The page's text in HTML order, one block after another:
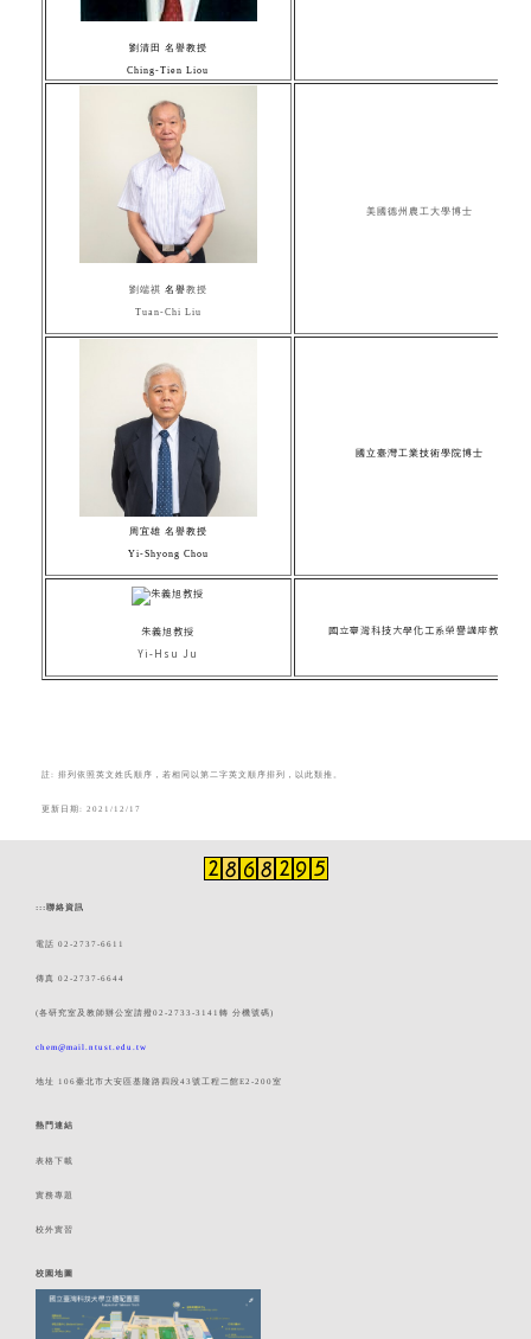
劉清田 名譽教授
Ching-Tien Liou
劉端祺 名譽教授
Tuan-Chi Liu
美國德州農工大學博士
周宜雄 名譽教授
Yi-Shyong Chou
國立臺灣工業技術學院博士
朱義旭教授
Yi-Hsu Ju
國立臺灣科技大學化工系榮譽講座教授
註: 排列依照英文姓氏順序，若相同以第二字英文順序排列，以此類推。
更新日期: 2021/12/17
::: 聯絡資訊
電話 02-2737-6611
傳真 02-2737-6644
(各研究室及教師辦公室請撥02-2733-3141轉 分機號碼)
chem@mail.ntust.edu.tw
地址 106臺北市大安區基隆路四段43號工程二館E2-200室
熱門連結
表格下載
實務專題
校外實習
校園地圖